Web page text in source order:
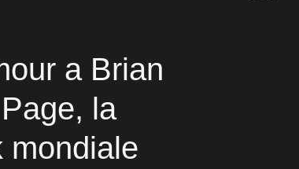
a Brian
la
mondiale